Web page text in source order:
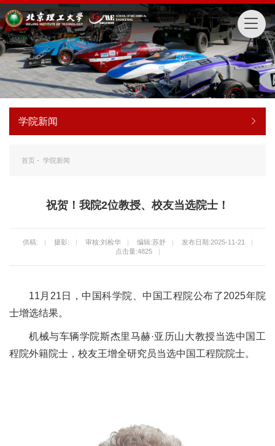
学院新闻
首页 - 学院新闻
祝贺！我院2位教授、校友当选院士！
供稿: | 摄影: | 审核:刘检华 | 编辑:苏舒 | 发布日期:2025-11-21
|
点击量:4825 |
11月21日，中国科学院、中国工程院公布了2025年院
士增选结果。
机械与车辆学院斯杰里马赫·亚历山大教授当选中国工
程院外籍院士，校友王增全研究员当选中国工程院院士。